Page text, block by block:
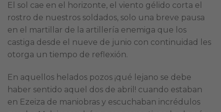
El sol cae en el horizonte, el viento gélido corta el
rostro de nuestros soldados, solo una breve pausa
en el martillar de la artillería enemiga que los
castiga desde el nueve de junio con continuidad les
otorga un tiempo de reflexión.
En aquellos helados pozos ¡qué lejano se debe
haber sentido aquel dos de abril! cuando estaban
en Ezeiza de maniobras y escuchaban incrédulos